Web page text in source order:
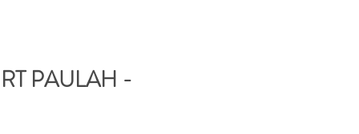
PAULAH -